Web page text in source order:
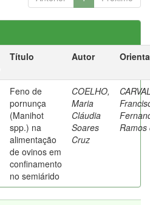
Título Autor
Feno de
pornunça
(Manihot
spp.) na
alimentação
de ovinos em
confinamento
no semiárido
COELHO,
Maria
Cláudia
Soares
Cruz
Ramos